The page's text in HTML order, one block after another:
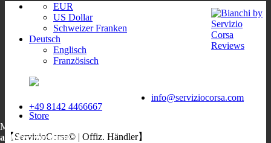
EUR
US Dollar
Schweizer Franken
Deutsch
Englisch
Französisch
info@serviziocorsa.com
+49 8142 4466667
Store
Mo, Di, Do, Fr:
auf Verabredung
【ServizioCorsa© | Offiz. Händler】